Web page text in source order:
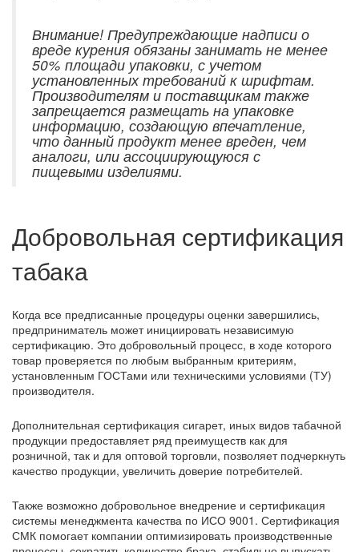
Внимание! Предупреждающие надписи о
вреде курения обязаны занимать не менее
50% площади упаковки, с учетом
установленных требований к шрифтам.
Производителям и поставщикам также
запрещается размещать на упаковке
информацию, создающую впечатление,
что данный продукт менее вреден, чем
аналоги, или ассоциирующуюся с
пищевыми изделиями.
Добровольная сертификация
табака
Когда все предписанные процедуры оценки завершились,
предприниматель может инициировать независимую
сертификацию. Это добровольный процесс, в ходе которого
товар проверяется по любым выбранным критериям,
установленным ГОСТами или техническими условиями (ТУ)
производителя.
Дополнительная сертификация сигарет, иных видов табачной
продукции предоставляет ряд преимуществ как для
розничной, так и для оптовой торговли, позволяет подчеркнуть
качество продукции, увеличить доверие потребителей.
Также возможно добровольное внедрение и сертификация
системы менеджмента качества по ИСО 9001. Сертификация
СМК помогает компании оптимизировать производственные